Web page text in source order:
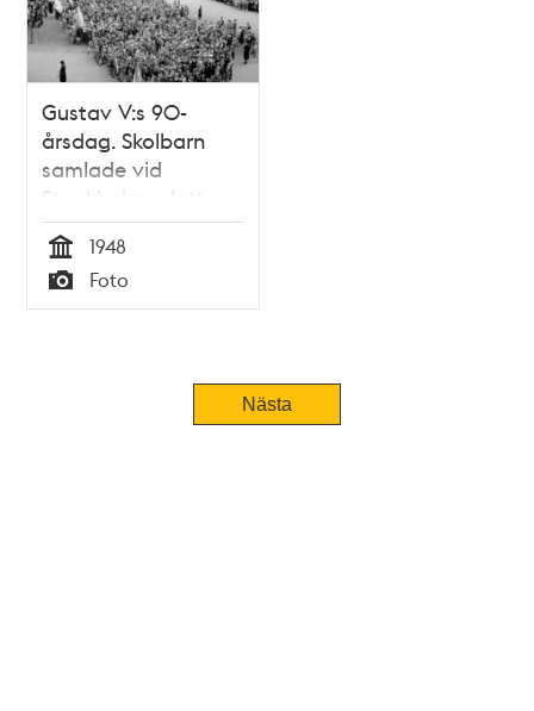
Gustav V:s 90-
årsdag. Skolbarn
samlade vid
Stockholms slott,
Inre Borggården
Tid
1948
Typ
Foto
Nästa